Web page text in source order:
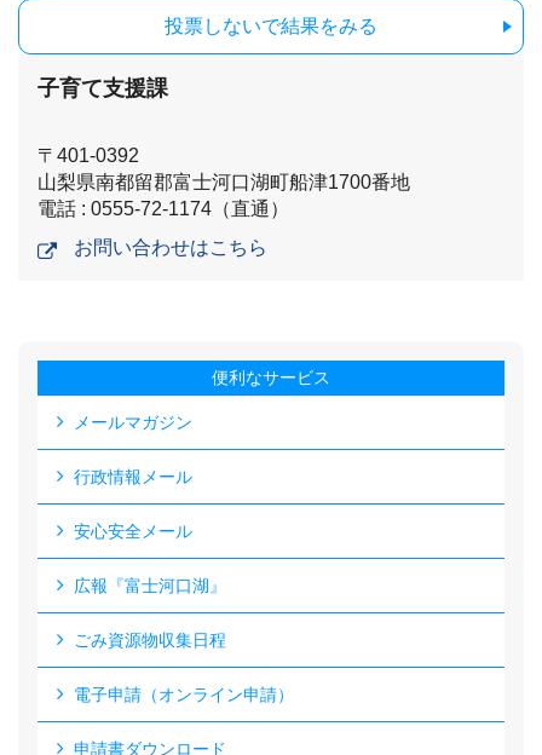
投票しないで結果をみる
子育て支援課
〒401-0392
山梨県南都留郡富士河口湖町船津1700番地
電話 : 0555-72-1174（直通）
お問い合わせはこちら
便利なサービス
メールマガジン
行政情報メール
安心安全メール
広報『富士河口湖』
ごみ資源物収集日程
電子申請（オンライン申請）
申請書ダウンロード